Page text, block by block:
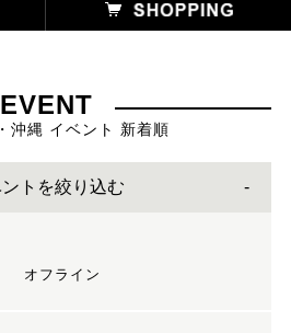
EVENT
沖縄 イベント 新着順
トを絞り込む
オフライン